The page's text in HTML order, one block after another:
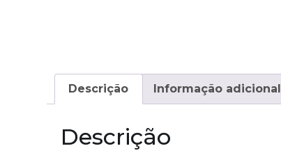
Descrição Informação adicional
Descrição